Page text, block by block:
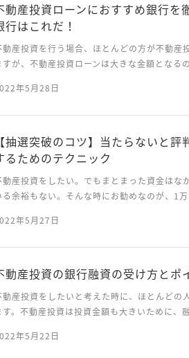
動産投資ローンにおすすめ銀行を
行はこれだ！
動産投資を行う場合、ほとんどの方が不動産
すが、不動産投資ローンは大きな金額となる
を受けることが投資の成功に大きく関わって
年5月28日
【抽選突破のコツ】当たらないと
るためのテクニック
動産投資をしたい。でもまとまった資金はな
る余裕もない。そんな時にお勧めなのが、1
ァンディングの中でも、なかなか抽選で当た
年5月27日
動産投資の銀行融資の受け方とポ
動産投資をしたいと考えた時に、ほとんどの
す。不動産投資は投資金額も大きいために、
ません。不動産投資を成功させたいと思った
年5月22日